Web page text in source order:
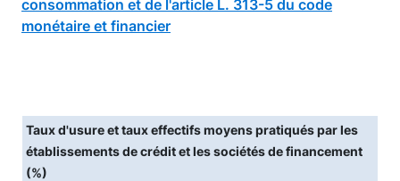
consommation et de l'article L. 313-5 du code
monétaire et financier
Taux d'usure et taux effectifs moyens pratiqués par les
établissements de crédit et les sociétés de financement
(%)